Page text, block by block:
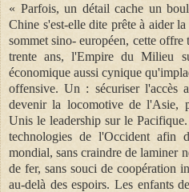
« Parfois, un détail cache un
Chine s'est-elle dite prête à aider
sommet sino- européen, cette
trente ans, l'Empire du Milieu
économique aussi cynique
offensive. Un : sécuriser l'accès
devenir la locomotive de l'Asie,
Unis le leadership sur le
technologies de l'Occident afin
mondial, sans craindre de laminer
de fer, sans souci de coopération
au-delà des espoirs. Les enfants